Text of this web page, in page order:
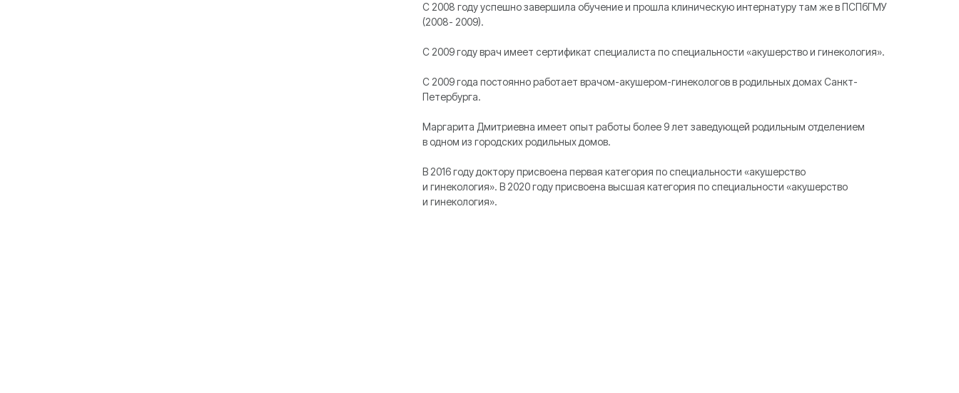
С 2008 году успешно завершила обучение и прошла клиническую интернатуру там же в ПСПбГМУ
(2008- 2009).
С 2009 году врач имеет сертификат специалиста по специальности «акушерство и гинекология».
С 2009 года постоянно работает врачом-акушером-гинекологов в родильных домах Санкт-
Петербурга.
Маргарита Дмитриевна имеет опыт работы более 9 лет заведующей родильным отделением
в одном из городских родильных домов.
В 2016 году доктору присвоена первая категория по специальности «акушерство
и гинекология». В 2020 году присвоена высшая категория по специальности «акушерство
и гинекология».